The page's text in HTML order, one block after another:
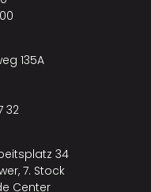
135A
32
34
7. Stock
Center